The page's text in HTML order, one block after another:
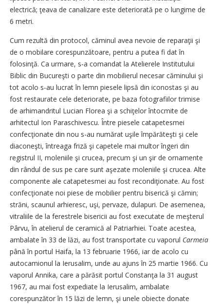
electrică; ţeava de canalizare este deteriorată pe o lungime de
6 metri.
Cum rezultă din protocol, căminul avea nevoie de reparaţii şi
de o mobilare corespunzătoare, pentru a putea fi dat în
folosinţă. Ca urmare, s-a comandat la Atelierele Institutului
Biblic din Bucureşti o parte din mobilierul necesar căminului şi
tot acolo s-au lucrat în lemn piesele lipsă din iconostas şi au
fost restaurate cele deteriorate, pe baza fotografiilor trimise
de arhimandritul Lucian Florea şi a schiţelor întocmite de
arhitectul Ion Paraschivescu. Între piesele catapetesmei
confecţionate din nou s-au numărat uşile împărăteşti şi cele
diaconeşti, întreaga friză şi capetele mai multor îngeri din
registrul II, moleniile şi crucea, precum şi un şir de ornamente
din rândul de sus pe care sunt aşezate moleniile şi crucea. Alte
componente ale catapetesmei au fost recondiţionate. Au fost
confecţionate noi piese de mobilier pentru biserică şi cămin;
străni, scaunul arhieresc, uşi, pervaze, dulapuri. De asemenea,
vitraliile de la ferestrele bisericii au fost executate de meşterul
Pârvu, în atelierul de ceramică al Patriarhiei. Toate acestea,
ambalate în 33 de lăzi, au fost transportate cu vaporul Carmeia
până în portul Haifa, la 13 februarie 1966, iar de acolo cu
autocamionul la Ierusalim, unde au ajuns în 25 martie 1966. Cu
vaporul Annika, care a părăsit portul Constanţa la 31 august
1967, au mai fost expediate la Ierusalim, ambalate
corespunzător în 15 lăzi de lemn, şi unele obiecte donate